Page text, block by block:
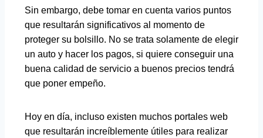
Sin embargo, debe tomar en cuenta varios puntos
que resultarán significativos al momento de
proteger su bolsillo. No se trata solamente de elegir
un auto y hacer los pagos, si quiere conseguir una
buena calidad de servicio a buenos precios tendrá
que poner empeño.
Hoy en día, incluso existen muchos portales web
que resultarán increíblemente útiles para realizar